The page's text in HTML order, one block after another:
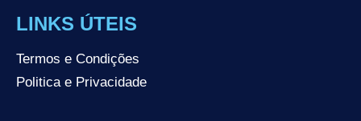
LINKS ÚTEIS
Termos e Condições
Politica e Privacidade